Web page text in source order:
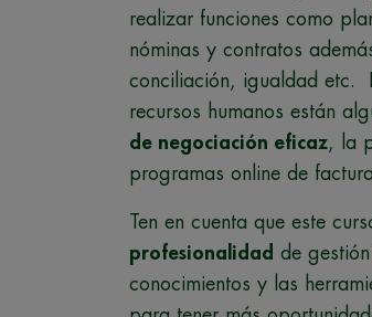
realizar funciones como
nóminas y contratos
conciliación, igualdad etc.
recursos humanos están
de negociación eficaz, la
programas online de
Ten en cuenta que este
profesionalidad de
conocimientos y las